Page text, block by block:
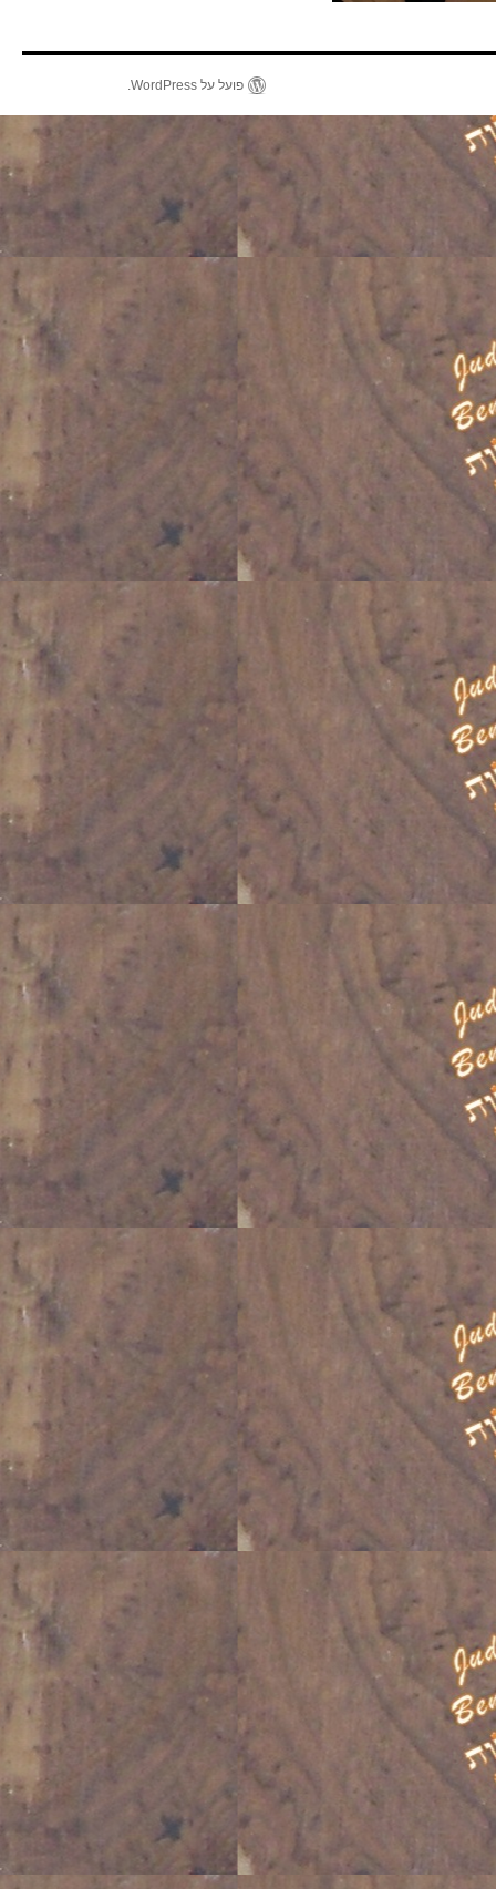
פועל על WordPress.